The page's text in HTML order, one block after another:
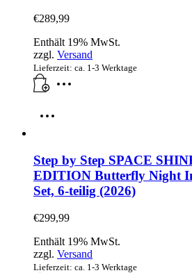
€289,99
Enthält 19% MwSt.
zzgl. Versand
Lieferzeit: ca. 1-3 Werktage
Step by Step SPACE
EDITION Butterfly Night
Set, 6-teilig (2026)
€299,99
Enthält 19% MwSt.
zzgl. Versand
Lieferzeit: ca. 1-3 Werktage